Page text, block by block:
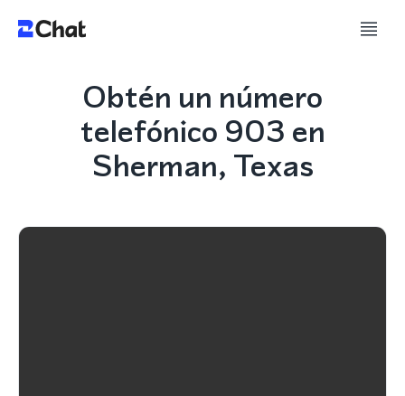
Obtén un número
telefónico 903 en
Sherman, Texas